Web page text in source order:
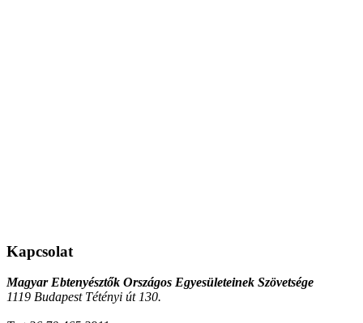
Kapcsolat
Magyar Ebtenyésztők Országos Egyesületeinek Szövetsége
1119 Budapest Tétényi út 130.